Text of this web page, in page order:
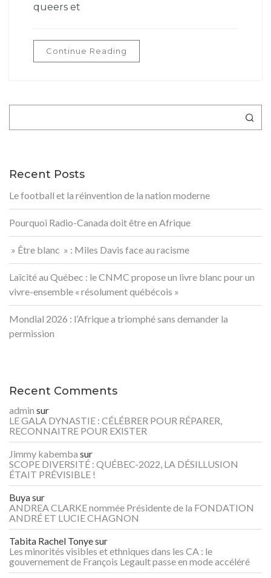
queers et
Continue Reading
Recent Posts
Le football et la réinvention de la nation moderne
Pourquoi Radio-Canada doit être en Afrique
» Être blanc » : Miles Davis face au racisme
Laïcité au Québec : le CNMC propose un livre blanc pour un
vivre-ensemble « résolument québécois »
Mondial 2026 : l’Afrique a triomphé sans demander la
permission
Recent Comments
admin sur
LE GALA DYNASTIE : CÉLÉBRER POUR RÉPARER,
RECONNAITRE POUR EXISTER
Jimmy kabemba sur
SCOPE DIVERSITÉ : QUÉBEC-2022, LA DÉSILLUSION
ÉTAIT PRÉVISIBLE !
Buyasur
ANDREA CLARKE nommée Présidente de la FONDATION
ANDRÉ ET LUCIE CHAGNON
Tabita Rachel Tonyesur
Les minorités visibles et ethniques dans les CA : le
gouvernement de François Legault passe en mode accéléré